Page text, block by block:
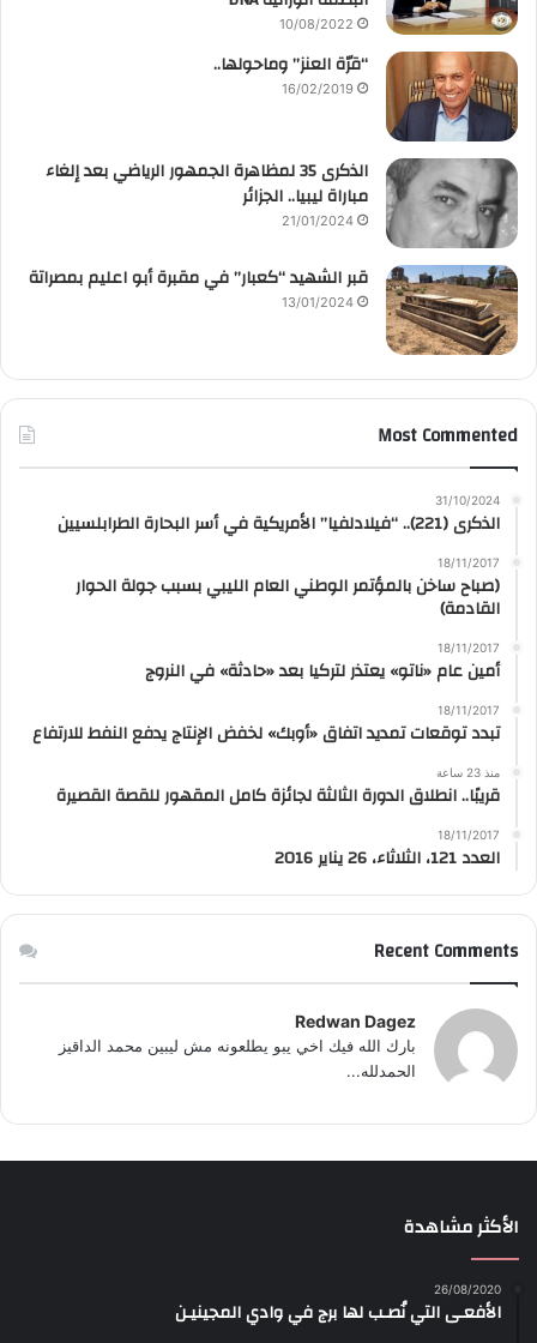
10/08/2022
“قرّة العنز” وماحولها..
16/02/2019
الذكرى 35 لمظاهرة الجمهور الرياضي بعد إلغاء
مباراة ليبيا.. الجزائر
21/01/2024
قبر الشهيد “كعبار” في مقبرة أبو اعليم بمصراتة
13/01/2024
Most Commented
31/10/2024
الذكرى (221).. “فيلادلفيا” الأمريكية في أسر البحارة الطرابلسيين
18/11/2017
(صباح ساخن بالمؤتمر الوطني العام الليبي بسبب جولة الحوار
القادمة)
18/11/2017
أمين عام «ناتو» يعتذر لتركيا بعد «حادثة» في النروج
18/11/2017
تبدد توقعات تمديد اتفاق «أوبك» لخفض الإنتاج يدفع النفط للارتفاع
منذ 23 ساعة
قريبًا.. انطلاق الدورة الثالثة لجائزة كامل المقهور للقصة القصيرة
18/11/2017
العدد 121، الثلاثاء، 26 يناير 2016
Recent Comments
Redwan Dagez
بارك الله فيك اخي يبو يطلعونه مش ليبين محمد الداقيز
الحمدلله...
الأكثر مشاهدة
26/08/2020
الأفعـى التي نُصـب لها برج في وادي المجينيـن